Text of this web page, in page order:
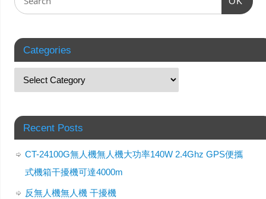
Categories
Recent Posts
CT-24100G無人機無人機大功率140W 2.4Ghz GPS便攜
式機箱干擾機可達4000m
反無人機無人機 干擾機